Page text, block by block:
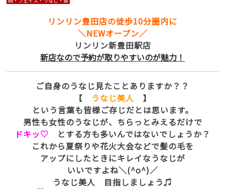
リンリン豊田店の徒歩10分圏内に
＼NEWオープン／
リンリン新豊田駅店
新店なので予約が取りやすいのが魅力！
ご自身のうなじ見たことありますか？？
【
うなじ美人 】
という言葉も皆様ご存じだとは思います。
男性も女性のうなじが、ちらっとみえるだけで
ドキッ♡
とする方も多いんではないでしょうか？
これから夏祭りや花火大会などで髪の毛を
アップにしたときにキレイなうなじが
いいですよね＼(^o^)／
うなじ美人 目指しましょう♫